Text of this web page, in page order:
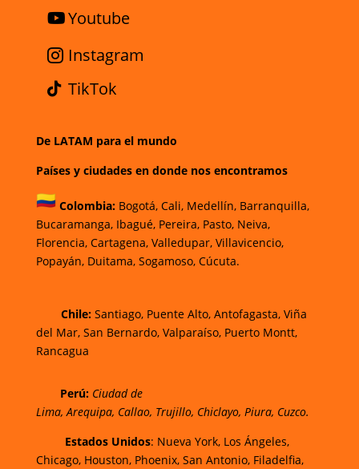
Youtube
Instagram
TikTok
De LATAM para el mundo
Países y ciudades en donde nos encontramos
Colombia: Bogotá,Cali, Medellín, Barranquilla,
Bucaramanga,Ibagué,Pereira,Pasto, Neiva,
Florencia, Cartagena, Valledupar, Villavicencio,
Popayán, Duitama, Sogamoso, Cúcuta.
Chile:Santiago, Puente Alto, Antofagasta, Viña
del Mar, San Bernardo, Valparaíso, Puerto Montt,
Rancagua
Perú: Ciudad de
Lima, Arequipa, Callao, Trujillo, Chiclayo, Piura, Cuzco.
Estados Unidos: Nueva York, Los Ángeles,
Chicago, Houston, Phoenix, San Antonio, Filadelfia,